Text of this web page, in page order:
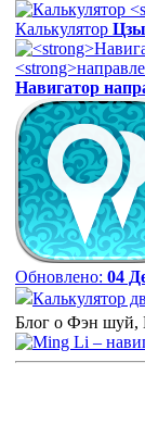
Калькулятор
Навигатор
Обновлено: 04
Калькулятор
Блог о Фэн шуй,